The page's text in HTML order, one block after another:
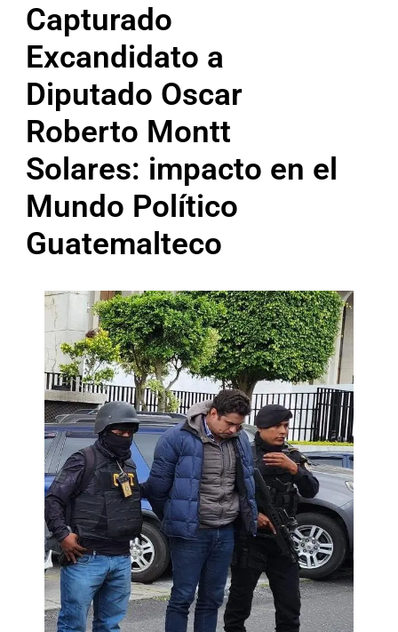
Capturado
Excandidato a
Diputado Oscar
Roberto Montt
Solares: impacto en el
Mundo Político
Guatemalteco